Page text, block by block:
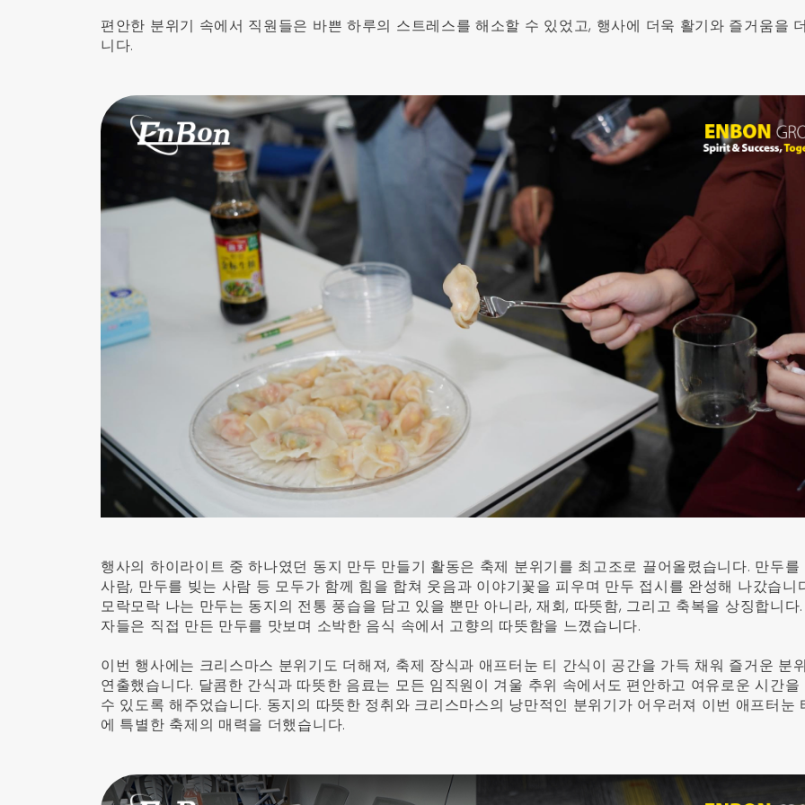
편안한 분위기 속에서 직원들은 바쁜 하루의 스트레스를 해소할 수 있었고, 행사에 더욱 활기와 즐거움을
니다.
행사의 하이라이트 중 하나였던 동지 만두 만들기 활동은 축제 분위기를 최고조로 끌어올렸습니다. 만두를
사람, 만두를 빚는 사람 등 모두가 함께 힘을 합쳐 웃음과 이야기꽃을 피우며 만두 접시를 완성해 나갔습니
모락모락 나는 만두는 동지의 전통 풍습을 담고 있을 뿐만 아니라, 재회, 따뜻함, 그리고 축복을 상징합니다
자들은 직접 만든 만두를 맛보며 소박한 음식 속에서 고향의 따뜻함을 느꼈습니다.
이번 행사에는 크리스마스 분위기도 더해져, 축제 장식과 애프터눈 티 간식이 공간을 가득 채워 즐거운 분
연출했습니다. 달콤한 간식과 따뜻한 음료는 모든 임직원이 겨울 추위 속에서도 편안하고 여유로운 시간을
수 있도록 해주었습니다. 동지의 따뜻한 정취와 크리스마스의 낭만적인 분위기가 어우러져 이번 애프터눈
에 특별한 축제의 매력을 더했습니다.